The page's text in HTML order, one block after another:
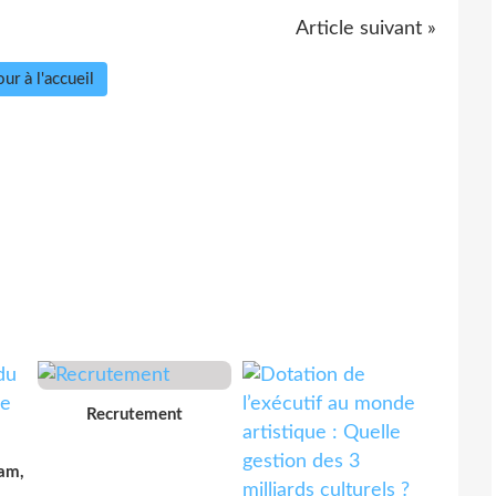
Article suivant »
à l'accueil
Recrutement